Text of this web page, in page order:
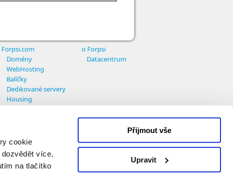
cookie
více,
na tlačítko
Přijmout vše
Upravit
Forpsi.com
Domény
WebHosting
Balíčky
Dedikované servery
Housing
o Forpsi
Datacentrum